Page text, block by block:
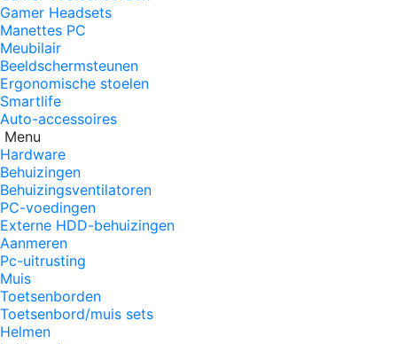
Gamer Headsets
Manettes PC
Meubilair
Beeldschermsteunen
Ergonomische stoelen
Smartlife
Auto-accessoires
Menu
Hardware
Behuizingen
Behuizingsventilatoren
PC-voedingen
Externe HDD-behuizingen
Aanmeren
Pc-uitrusting
Muis
Toetsenborden
Toetsenbord/muis sets
Helmen